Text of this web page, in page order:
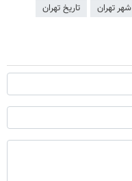
شهر تهران تاریخ تهران